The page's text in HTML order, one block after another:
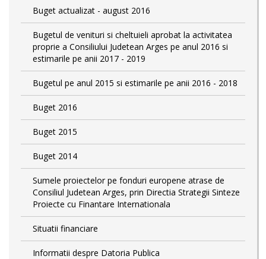
Buget actualizat - august 2016
Bugetul de venituri si cheltuieli aprobat la activitatea
proprie a Consiliului Judetean Arges pe anul 2016 si
estimarile pe anii 2017 - 2019
Bugetul pe anul 2015 si estimarile pe anii 2016 - 2018
Buget 2016
Buget 2015
Buget 2014
Sumele proiectelor pe fonduri europene atrase de
Consiliul Judetean Arges, prin Directia Strategii Sinteze
Proiecte cu Finantare Internationala
Situatii financiare
Informatii despre Datoria Publica